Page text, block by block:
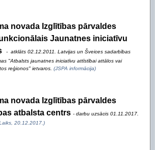
novada Izglītības pārvaldes
Jaunatnes iniciatīvu
- atklāts 02.12.2011. Latvijas un Šveices sadarbības
"Atbalsts jaunatnes iniciatīvu attīstībai attālos vai
reģionos" ietvaros. (JSPA informācija)
novada Izglītības pārvaldes
atbalsta centrs - darbu uzsācis 01.11.2017.
20.12.2017.)